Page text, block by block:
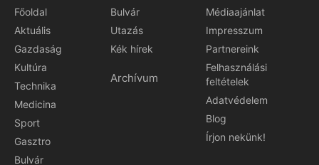
Főoldal
Aktuális
Gazdaság
Kultúra
Technika
Medicina
Sport
Gasztro
Bulvár
Bulvár
Utazás
Kék hírek
Archívum
Médiaajánlat
Impresszum
Partnereink
Felhasználási
feltételek
Adatvédelem
Blog
Írjon nekünk!